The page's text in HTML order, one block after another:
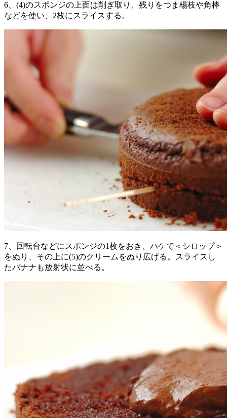
6、(4)のスポンジの上面は削ぎ取り、残りをつま楊枝や角棒
などを使い、2枚にスライスする。
7、回転台などにスポンジの1枚をおき、ハケで＜シロップ＞
をぬり、その上に(5)のクリームをぬり広げる。スライスし
たバナナも放射状に並べる。